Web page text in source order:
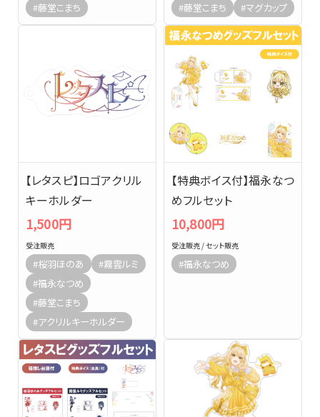
#藤堂こまち
#藤堂こまち
#マグカップ
【レタスピ】ロゴアクリル
キーホルダー
1,500円
受注販売
#桜羽ほのあ
#霧雲ルミ
#福永なつめ
#藤堂こまち
#アクリルキーホルダー
【特典ボイス付】福永なつ
めフルセット
10,800円
受注販売 / セット販売
#福永なつめ